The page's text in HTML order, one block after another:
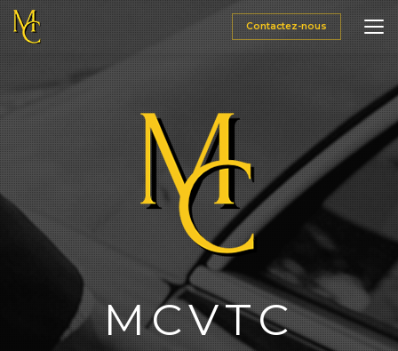
Aller
contenu
principal
Contactez-nous
MCVTC